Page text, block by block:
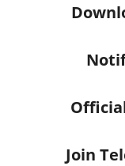
Join